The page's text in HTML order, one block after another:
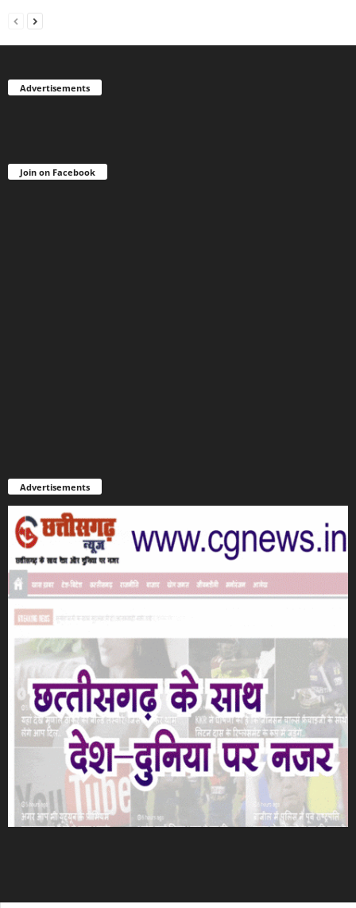
Advertisements
Join on Facebook
Advertisements